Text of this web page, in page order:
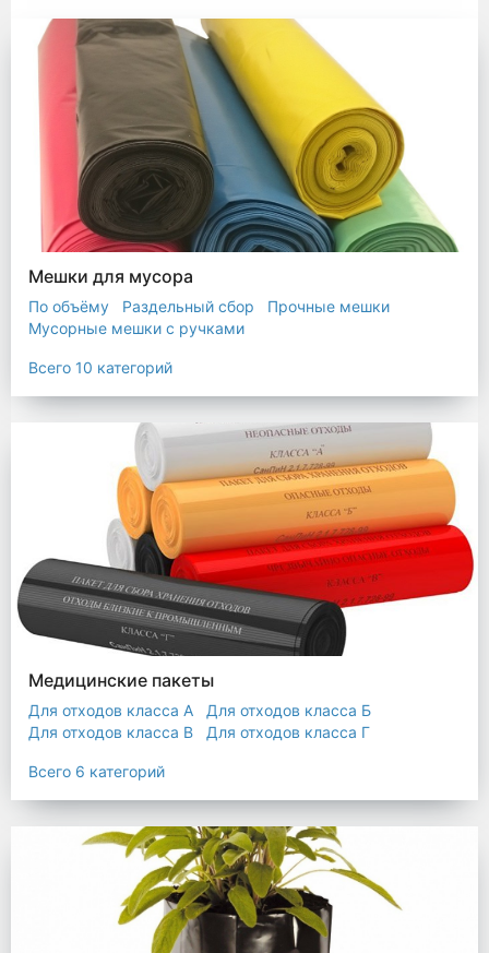
Мешки для мусора
По объёму Раздельный сбор
Прочные мешки
Мусорные мешки с ручками
Прозрачные мешки
Мешки строительные
Мешок для листьев
Всего 10 категорий
Медицинские пакеты
Для отходов класса А
Для отходов класса Б
Для отходов класса В
Для отходов класса Г
Пакеты термостойкие для утилизатора
Всего 6 категорий